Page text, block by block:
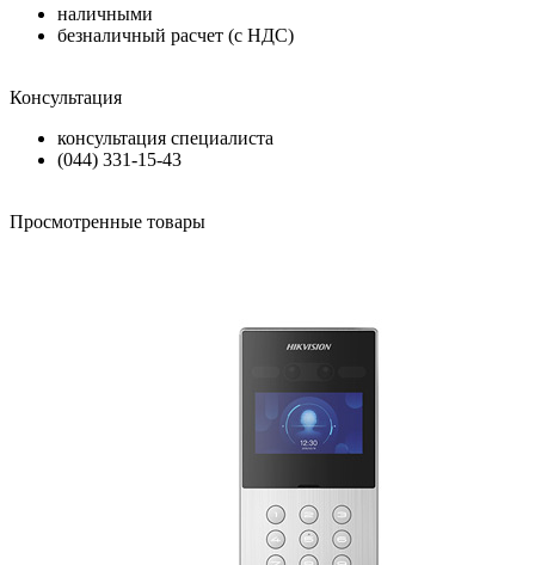
наличными
безналичный расчет (с НДС)
Консультация
консультация специалиста
(044) 331-15-43
Просмотренные товары